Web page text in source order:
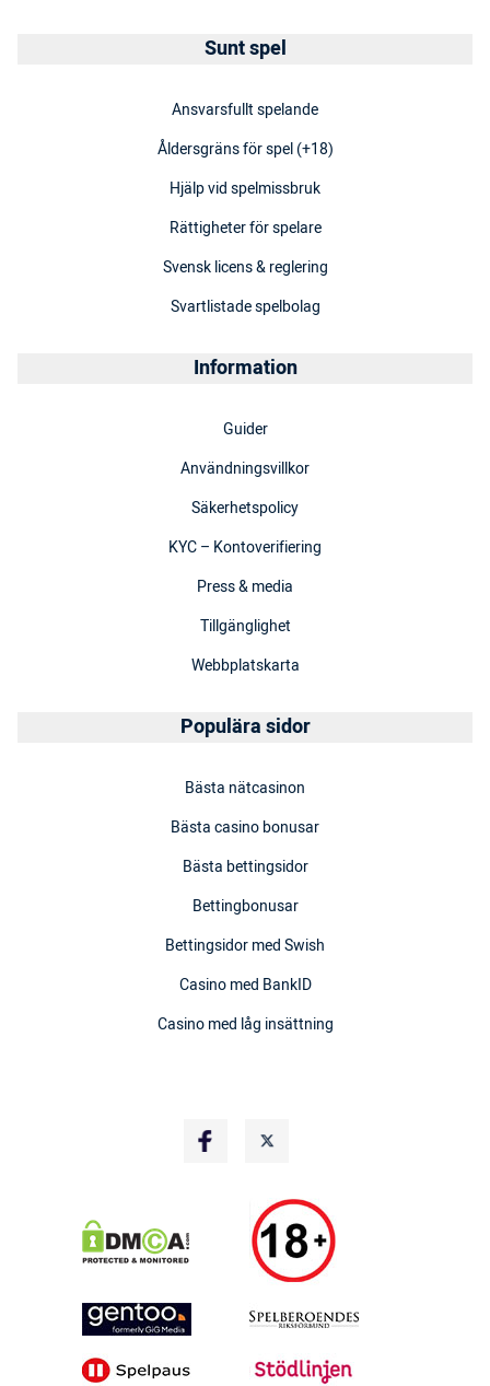
Sunt spel
Ansvarsfullt spelande
Åldersgräns för spel (+18)
Hjälp vid spelmissbruk
Rättigheter för spelare
Svensk licens & reglering
Svartlistade spelbolag
Information
Guider
Användningsvillkor
Säkerhetspolicy
KYC – Kontoverifiering
Press & media
Tillgänglighet
Webbplatskarta
Populära sidor
Bästa nätcasinon
Bästa casino bonusar
Bästa bettingsidor
Bettingbonusar
Bettingsidor med Swish
Casino med BankID
Casino med låg insättning